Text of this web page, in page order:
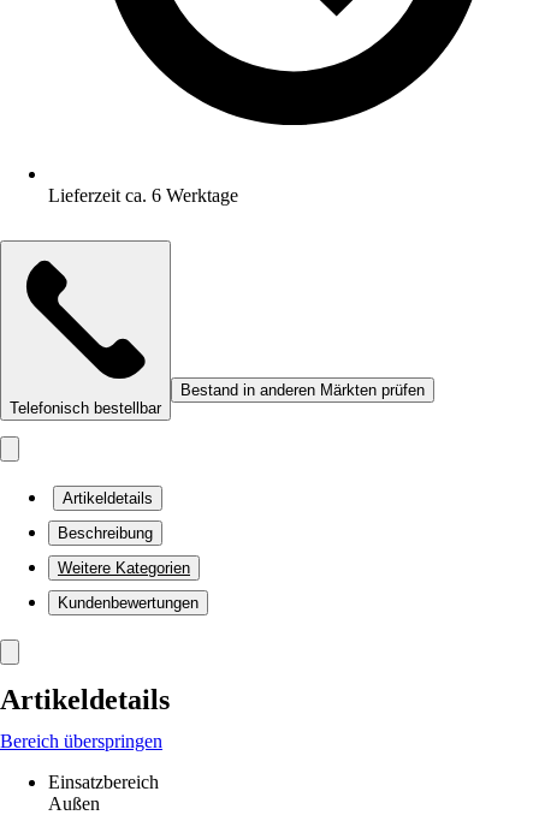
Lieferzeit ca. 6 Werktage
Telefonisch bestellbar
Bestand in anderen Märkten prüfen
Artikeldetails
Beschreibung
Weitere Kategorien
Kundenbewertungen
Artikeldetails
Bereich überspringen
Einsatzbereich
Außen